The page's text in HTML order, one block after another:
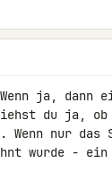
ja, dann
du ja,
Wenn nur
wurde -